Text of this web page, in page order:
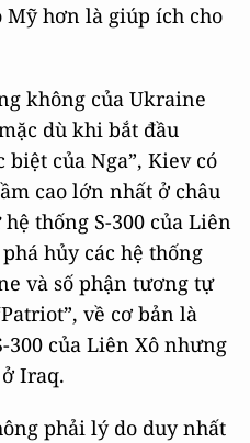
Mỹ hơn là giúp ích cho
không của Ukraine
dù khi bắt đầu
biệt của Nga”, Kiev có
cao lớn nhất ở châu
thống S-300 của Liên
hủy các hệ thống
và số phận tương tự
về cơ bản là
của Liên Xô nhưng
Iraq.
phải lý do duy nhất